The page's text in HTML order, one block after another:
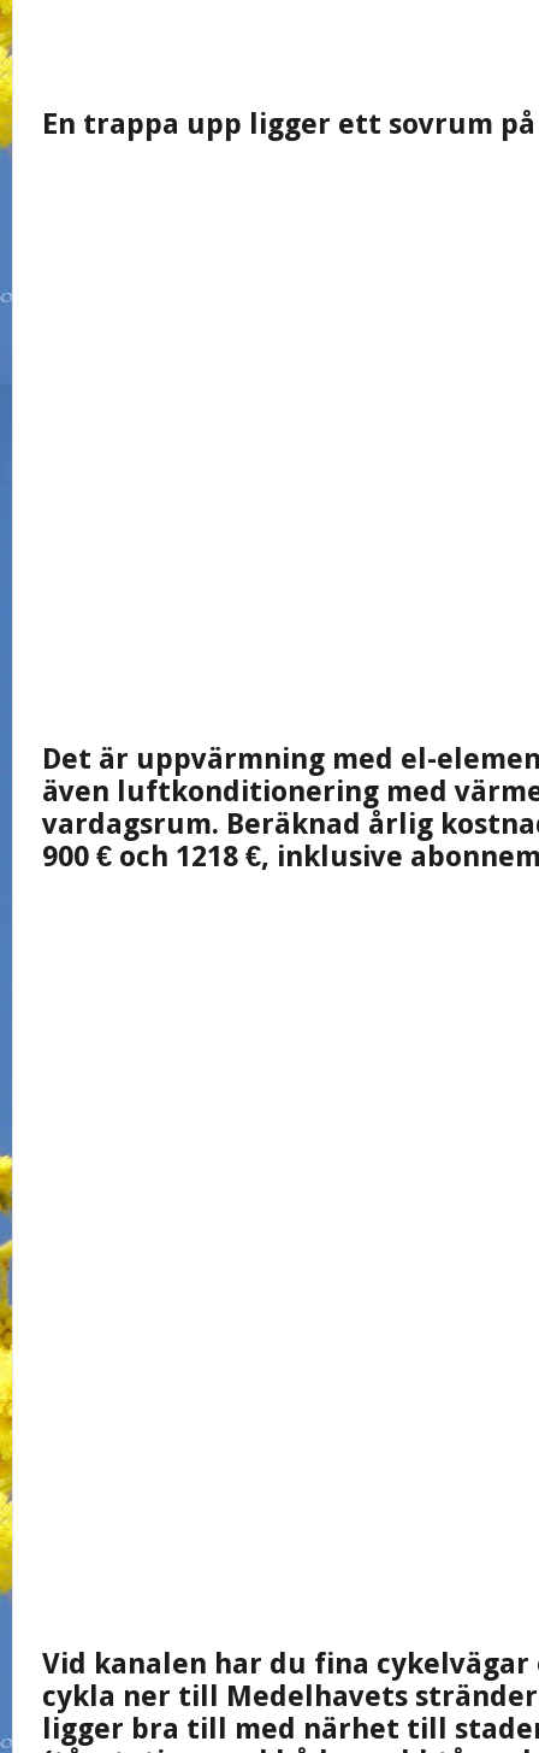
En trappa upp ligger ett sovrum på
Det är uppvärmning med el-
även luftkonditionering med
vardagsrum. Beräknad årlig
900 € och 1218 €, inklusive
Vid kanalen har du fina cykelvägar
cykla ner till Medelhavets
ligger bra till med närhet till